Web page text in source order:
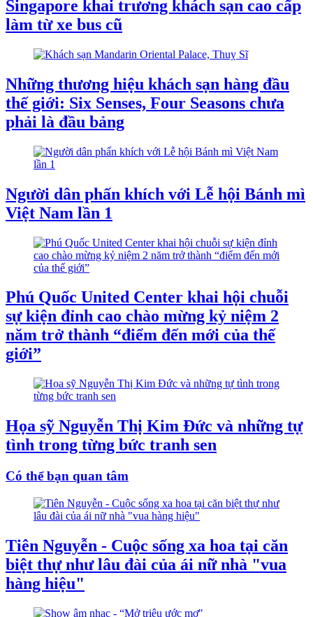
Singapore khai trương khách sạn cao cấp
làm từ xe bus cũ
Những thương hiệu khách sạn hàng đầu
thế giới: Six Senses, Four Seasons chưa
phải là đầu bảng
Người dân phấn khích với Lễ hội Bánh mì
Việt Nam lần 1
Phú Quốc United Center khai hội chuỗi
sự kiện đỉnh cao chào mừng kỷ niệm 2
năm trở thành “điểm đến mới của thế
giới”
Họa sỹ Nguyễn Thị Kim Đức và những tự
tình trong từng bức tranh sen
Có thể bạn quan tâm
Tiên Nguyễn - Cuộc sống xa hoa tại căn
biệt thự như lâu đài của ái nữ nhà "vua
hàng hiệu"